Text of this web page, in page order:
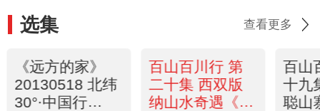
选集 查看更多
《远方的家》
20130518 北纬
30°·中国行
百山百川行 第
二十集 西双版
纳山水奇遇《远
百山
十九
聪山